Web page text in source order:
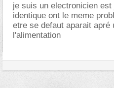
je suis un electronicien
identique ont le meme
etre se defaut aparait apré
l'alimentation